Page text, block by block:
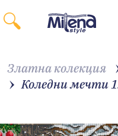
Златна колекция
Коледни мечти